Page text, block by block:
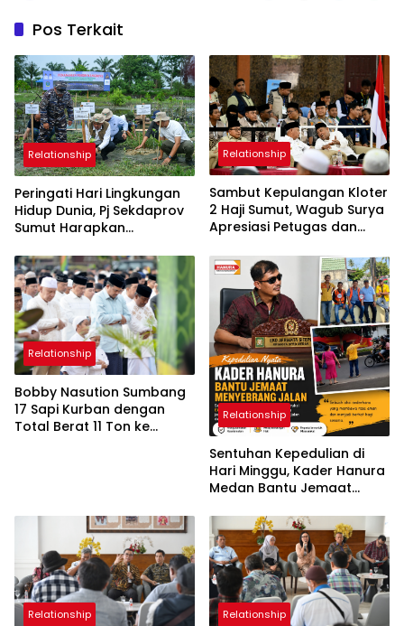
Pos Terkait
Relationship
Peringati Hari Lingkungan
Hidup Dunia, Pj Sekdaprov
Sumut Harapkan
Mangrove Jadi Solusi
Hadapi Perubahan Iklim
Relationship
Sambut Kepulangan Kloter
2 Haji Sumut, Wagub Surya
Apresiasi Petugas dan
Teladan di Masyarakat
Relationship
Bobby Nasution Sumbang
17 Sapi Kurban dengan
Total Berat 11 Ton ke
Relationship
Sentuhan Kepedulian di
Hari Minggu, Kader Hanura
Medan Bantu Jemaat
Relationship Relationship